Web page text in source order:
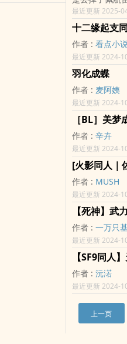
会给佩航笛打
想不明白姐姐
候无比乖巧，
姐在他面前竖
嘉出现了。一
个人都不是什
退出就好，呜
最近更新 2025-
十二缘起支
作者 : 看点小
最近更新 2024-
羽化成蝶
作者 : 麦阿姨
最近更新 2024-
［BL］美梦
作者 : 辛卉
最近更新 2024-
[火影同人｜
作者 : MUSH
最近更新 2024-
【死神】武
作者 : 一万只
最近更新 2024-
【SF9同人
作者 : 沅渃
最近更新 2024-
上一页